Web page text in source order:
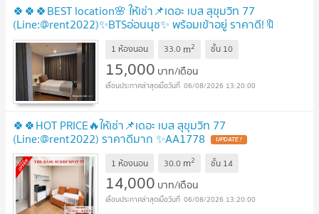
🍀🍀🍀BEST location🌸 ให้เช่า📌เดอะ เบส สุขุมวิท 77
(Line:@rent2022)✨BTSอ่อนนุช✨ พร้อมเข้าอยู่ ราคาดี!🔖
A09204
1 ห้องนอน 33.0 m2 ชั้น 10
15,000 บาท/เดือน
06/08/2026 13:20:00
🍀🍀HOT PRICE🔥ให้เช่า📌เดอะ เบส สุขุมวิท 77
(Line:@rent2022) ราคาดีมาก ✨AA1778
1 ห้องนอน 30.0 m2 ชั้น 14
14,000 บาท/เดือน
06/08/2026 13:20:00